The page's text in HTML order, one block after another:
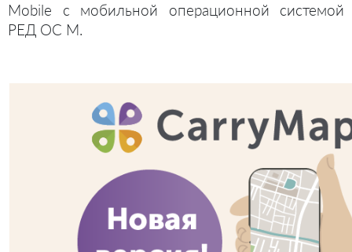
Mobile с мобильной операционной системой
РЕД ОС М.